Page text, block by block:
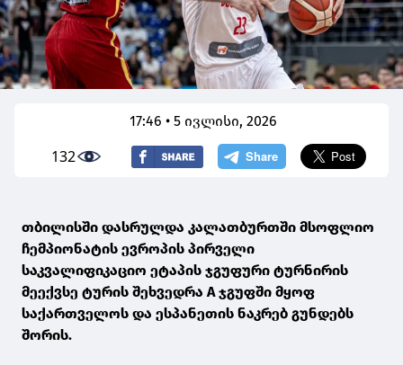
17:46 • 5 ივლისი, 2026
132
თბილისში დასრულდა კალათბურთში მსოფლიო
ჩემპიონატის ევროპის პირველი
საკვალიფიკაციო ეტაპის ჯგუფური ტურნირის
მეექვსე ტურის შეხვედრა A ჯგუფში მყოფ
საქართველოს და ესპანეთის ნაკრებ გუნდებს
შორის.